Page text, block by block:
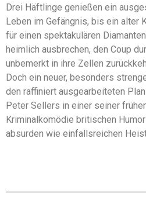
Drei Häftlinge genießen ein
Leben im Gefängnis, bis ein alter
für einen spektakulären
heimlich ausbrechen, den Coup
unbemerkt in ihre Zellen
Doch ein neuer, besonders
den raffiniert ausgearbeiteten
Peter Sellers in einer seiner
Kriminalkomödie britischen
absurden wie einfallsreichen